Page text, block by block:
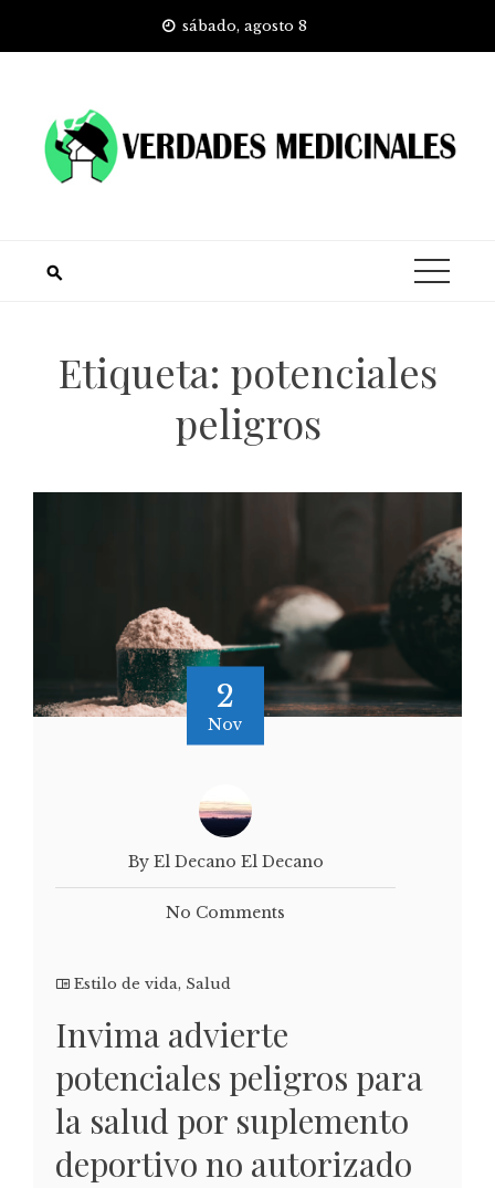
sábado, agosto 8
Etiqueta: potenciales
peligros
2
Nov
By El Decano El Decano
No Comments
Estilo de vida, Salud
Invima advierte
potenciales peligros para
la salud por suplemento
deportivo no autorizado